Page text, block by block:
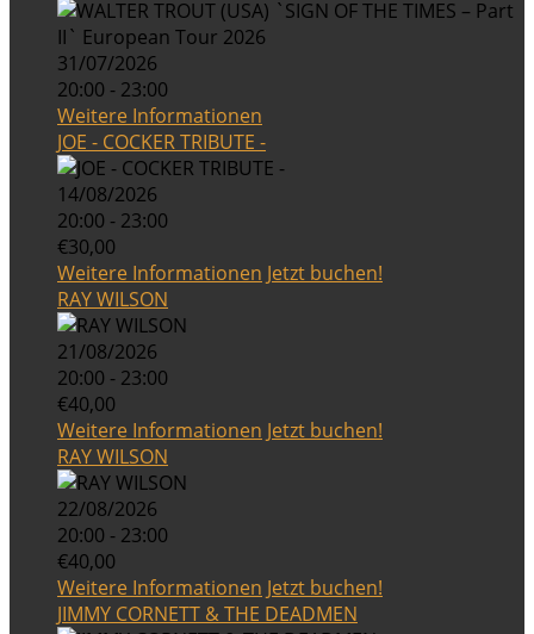
31/07/2026
20:00 - 23:00
Weitere Informationen
JOE - COCKER TRIBUTE -
14/08/2026
20:00 - 23:00
€30,00
Weitere Informationen Jetzt buchen!
RAY WILSON
21/08/2026
20:00 - 23:00
€40,00
Weitere Informationen Jetzt buchen!
RAY WILSON
22/08/2026
20:00 - 23:00
€40,00
Weitere Informationen Jetzt buchen!
JIMMY CORNETT & THE DEADMEN